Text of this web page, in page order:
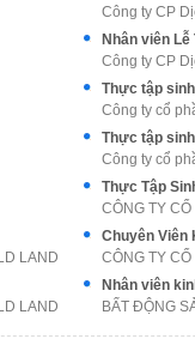
Công ty CP
Nhân viên Lễ
Công ty CP
Thực tập
Công ty cổ
Thực tập
Công ty cổ
CÔNG TY
LAND
Chuyên Viên
CÔNG TY
LAND
Nhân viên
BẤT ĐỘNG